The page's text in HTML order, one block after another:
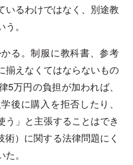
いるわけではなく、別途教
。
る。制服に教科書、参考
揃えなくてはならないもの
万円の負担が加われば、
後に購入を拒否したり、
う」と主張することはでき
）に関する法律問題にく
。